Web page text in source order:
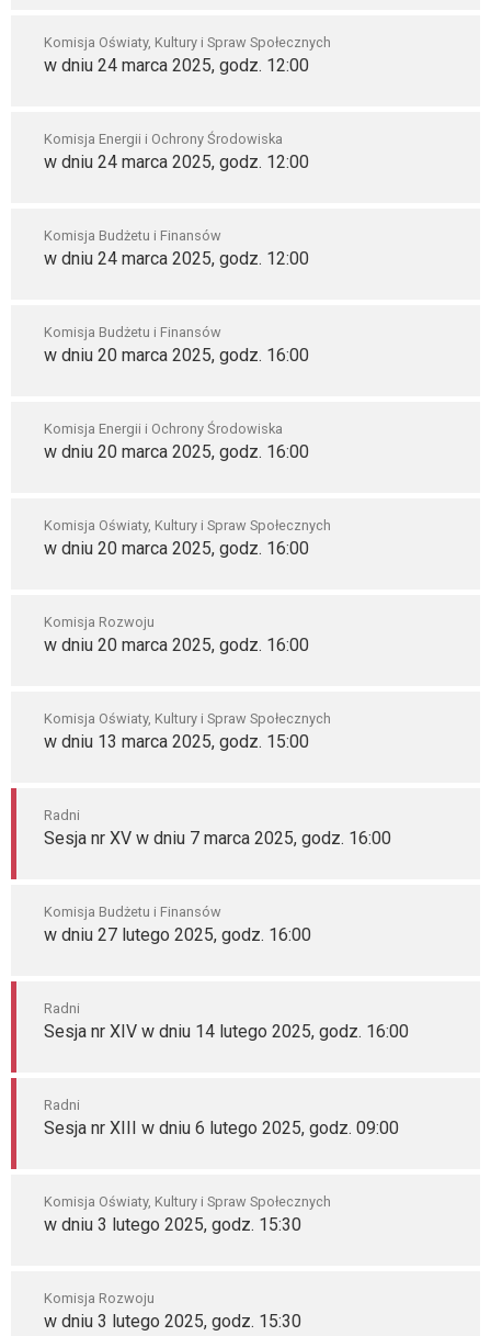
Komisja Oświaty, Kultury i Spraw Społecznych
w dniu 24 marca 2025, godz. 12:00
Komisja Energii i Ochrony Środowiska
w dniu 24 marca 2025, godz. 12:00
Komisja Budżetu i Finansów
w dniu 24 marca 2025, godz. 12:00
Komisja Budżetu i Finansów
w dniu 20 marca 2025, godz. 16:00
Komisja Energii i Ochrony Środowiska
w dniu 20 marca 2025, godz. 16:00
Komisja Oświaty, Kultury i Spraw Społecznych
w dniu 20 marca 2025, godz. 16:00
Komisja Rozwoju
w dniu 20 marca 2025, godz. 16:00
Komisja Oświaty, Kultury i Spraw Społecznych
w dniu 13 marca 2025, godz. 15:00
Radni
Sesja nr XV w dniu 7 marca 2025, godz. 16:00
Komisja Budżetu i Finansów
w dniu 27 lutego 2025, godz. 16:00
Radni
Sesja nr XIV w dniu 14 lutego 2025, godz. 16:00
Radni
Sesja nr XIII w dniu 6 lutego 2025, godz. 09:00
Komisja Oświaty, Kultury i Spraw Społecznych
w dniu 3 lutego 2025, godz. 15:30
Komisja Rozwoju
w dniu 3 lutego 2025, godz. 15:30